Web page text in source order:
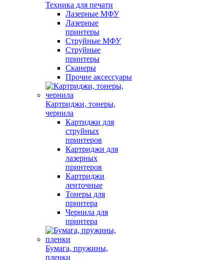
Техника для печати
Лазерные МФУ
Лазерные
принтеры
Струйные МФУ
Струйные
принтеры
Сканеры
Прочие аксессуары
Картриджи, тонеры,
чернила
Картиджи для
струйных
принтеров
Картриджи для
лазерных
принтеров
Картриджи
ленточные
Тонеры для
принтера
Чернила для
принтера
Бумага, пружины,
пленки